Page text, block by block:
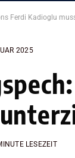
Ferdi Kadioglu
2025
LESEZEIT